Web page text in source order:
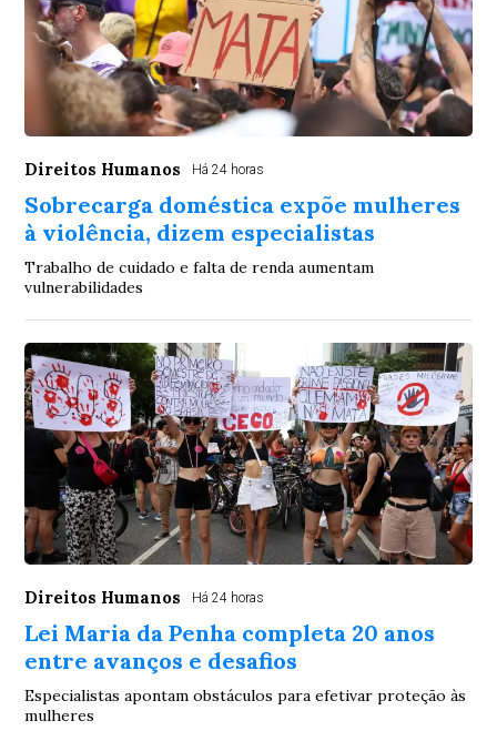
Direitos Humanos Há 24 horas
Sobrecarga doméstica expõe mulheres
à violência, dizem especialistas
Trabalho de cuidado e falta de renda aumentam
vulnerabilidades
Direitos Humanos Há 24 horas
Lei Maria da Penha completa 20 anos
entre avanços e desafios
Especialistas apontam obstáculos para efetivar proteção às
mulheres